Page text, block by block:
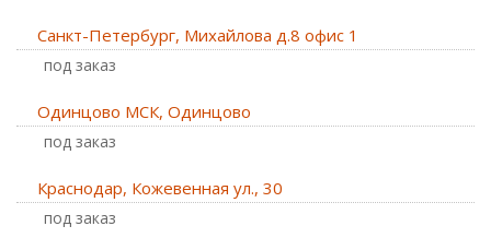
Санкт-Петербург, Михайлова д.8 офис 1
Под заказ
Одинцово МСК, Одинцово
Под заказ
Краснодар, Кожевенная ул., 30
Под заказ